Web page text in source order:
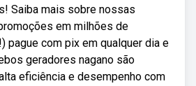
Saiba mais sobre nossas
em milhões de
pague com pix em qualquer dia e
geradores nagano são
eficiência e desempenho com